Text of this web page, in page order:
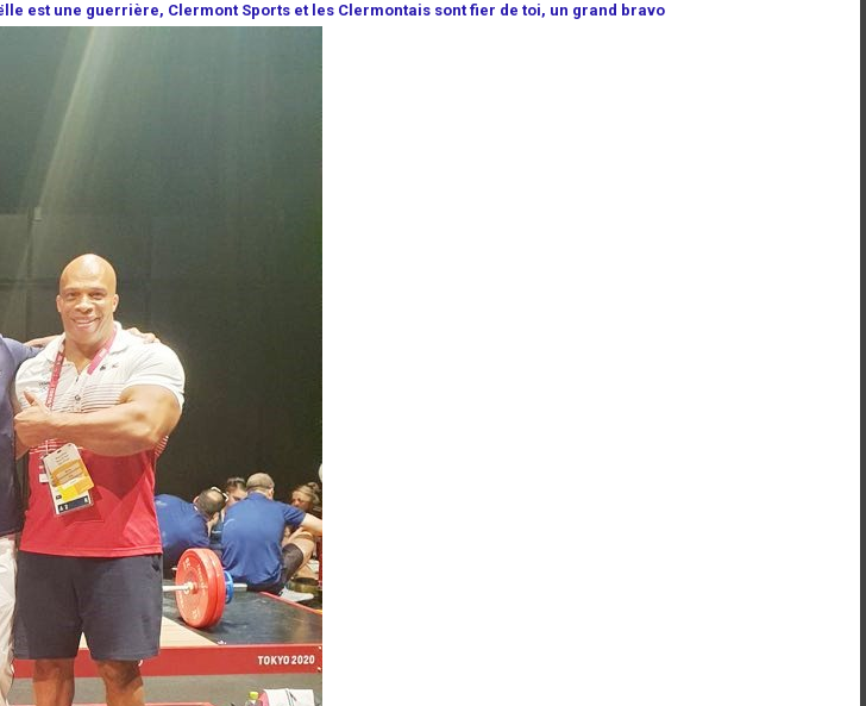
est une guerrière, Clermont Sports et les Clermontais sont fier de toi, un grand bravo